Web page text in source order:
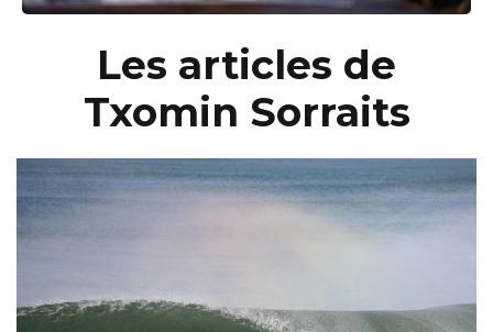
Les articles de
Txomin Sorraits